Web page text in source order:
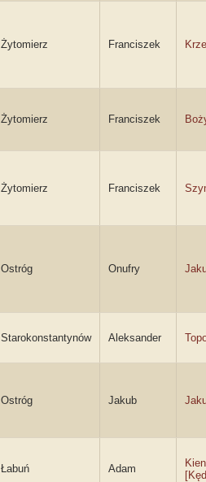
Żytomierz Franciszek
Żytomierz Franciszek
Żytomierz Franciszek
Ostróg Onufry
Starokonstantynów Aleksander
Ostróg Jakub
Łabuń Adam